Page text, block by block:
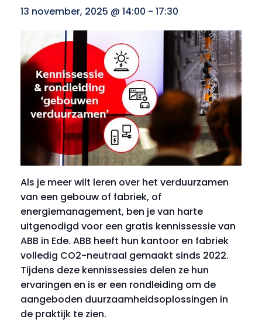
13 november, 2025 @ 14:00 - 17:30
Als je meer wilt leren over het verduurzamen
van een gebouw of fabriek, of
energiemanagement, ben je van harte
uitgenodigd voor een gratis kennissessie van
ABB in Ede. ABB heeft hun kantoor en fabriek
volledig CO2-neutraal gemaakt sinds 2022.
Tijdens deze kennissessies delen ze hun
ervaringen en is er een rondleiding om de
aangeboden duurzaamheidsoplossingen in
de praktijk te zien.